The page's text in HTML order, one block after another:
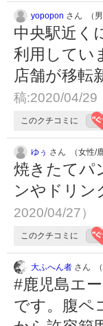
yopopon さん （男
中央駅近く
利用してい
店舗が移転
稿:2020/04/29
このクチコミに
ゆぅ さん （女性/
焼きたてパ
ンやドリン
2020/04/27）
このクチコミに
大ふへん者 さん （
#鹿児島エ
です。腹ペ